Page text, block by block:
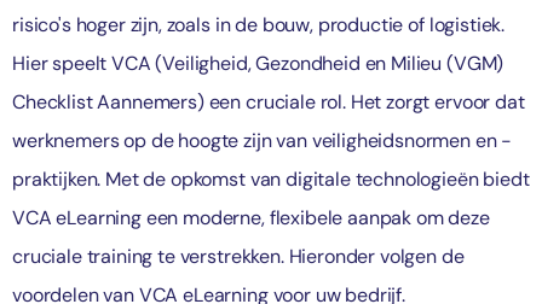
risico's hoger zijn, zoals in de bouw, productie of logistiek.
Hier speelt VCA (Veiligheid, Gezondheid en Milieu (VGM)
Checklist Aannemers) een cruciale rol. Het zorgt ervoor dat
werknemers op de hoogte zijn van veiligheidsnormen en -
praktijken. Met de opkomst van digitale technologieën biedt
VCA eLearning een moderne, flexibele aanpak om deze
cruciale training te verstrekken. Hieronder volgen de
voordelen van VCA eLearning voor uw bedrijf.